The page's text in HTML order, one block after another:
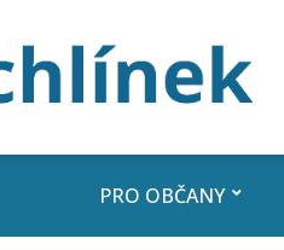
PRO OBČANY